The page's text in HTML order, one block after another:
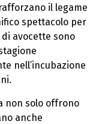
il legame
spettacolo per
avocette sono
nell’incubazione
non solo offrono
anche